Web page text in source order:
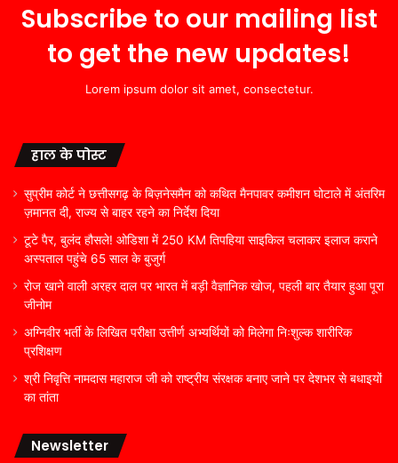
Subscribe to our mailing list
to get the new updates!
Lorem ipsum dolor sit amet, consectetur.
हाल के पोस्ट
सुप्रीम कोर्ट ने छत्तीसगढ़ के बिज़नेसमैन को कथित मैनपावर कमीशन घोटाले में अंतरिम
ज़मानत दी, राज्य से बाहर रहने का निर्देश दिया
टूटे पैर, बुलंद हौसले! ओडिशा में 250 KM तिपहिया साइकिल चलाकर इलाज कराने
अस्पताल पहुंचे 65 साल के बुजुर्ग
रोज खाने वाली अरहर दाल पर भारत में बड़ी वैज्ञानिक खोज, पहली बार तैयार हुआ पूरा
जीनोम
अग्निवीर भर्ती के लिखित परीक्षा उत्तीर्ण अभ्यर्थियों को मिलेगा निःशुल्क शारीरिक
प्रशिक्षण
श्री निवृत्ति नामदास महाराज जी को राष्ट्रीय संरक्षक बनाए जाने पर देशभर से बधाइयों
का तांता
Newsletter